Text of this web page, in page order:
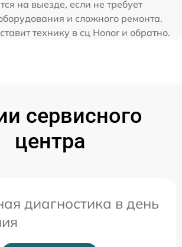
на выезде, если не требует
и сложного ремонта.
технику в сц Honor и обратно.
сервисного
центра
диагностика в день